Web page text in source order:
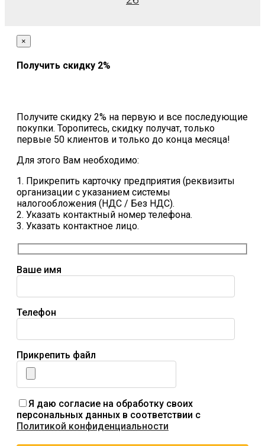
×
Получить скидку 2%
Получите скидку 2% на первую и все последующие
покупки. Торопитесь, скидку получат, только
первые 50 клиентов и только до конца месяца!
Для этого Вам необходимо:
1. Прикрепить карточку предприятия (реквизиты
организации с указанием системы
налогообложения (НДС / Без НДС).
2. Указать контактный номер телефона.
3. Указать контактное лицо.
Ваше имя
Телефон
Прикрепить файл
Я даю согласие на обработку своих
персональных данных в соответствии с
Политикой конфиденциальности